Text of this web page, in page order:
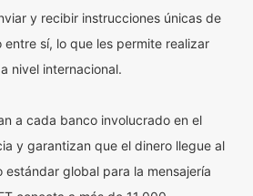
y recibir instrucciones únicas de
sí, lo que les permite realizar
nivel internacional.
a cada banco involucrado en el
y garantizan que el dinero llegue al
global para la mensajería